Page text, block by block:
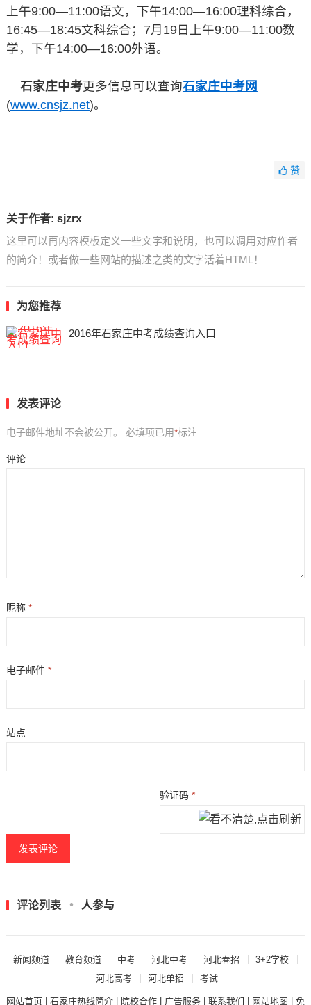
上午9:00—11:00语文，下午14:00—16:00理科综合，
16:45—18:45文科综合；7月19日上午9:00—11:00数
学，下午14:00—16:00外语。
石家庄中考更多信息可以查询石家庄中考网
(www.cnsjz.net)。
赞
关于作者: sjzrx
这里可以再内容模板定义一些文字和说明，也可以调用对应作者
的简介！或者做一些网站的描述之类的文字活着HTML！
为您推荐
2016年石家庄中考成绩查询入口
发表评论
电子邮件地址不会被公开。 必填项已用*标注
评论
昵称 *
电子邮件 *
站点
验证码*
评论列表 人参与
新闻频道 教育频道 中考 河北中考 河北春招
3+2学校
河北高考
河北单招 考试
网站首页| 石家庄热线简介| 院校合作| 广告服务| 联系我们 网站地图 免